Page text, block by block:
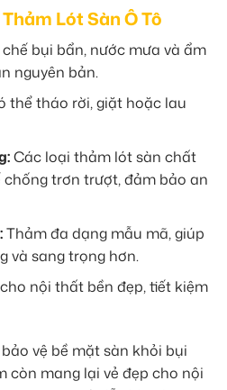
Lót Sàn Ô Tô
bụi bẩn, nước mưa và ẩm
nguyên bản.
thể tháo rời, giặt hoặc lau
Các loại thảm lót sàn chất
trơn trượt, đảm bảo an
Thảm đa dạng mẫu mã, giúp
và sang trọng hơn.
nội thất bền đẹp, tiết kiệm
vệ bề mặt sàn khỏi bụi
còn mang lại vẻ đẹp cho nội